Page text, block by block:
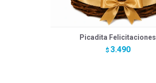
Picadita Felicitaciones
$ 3.490